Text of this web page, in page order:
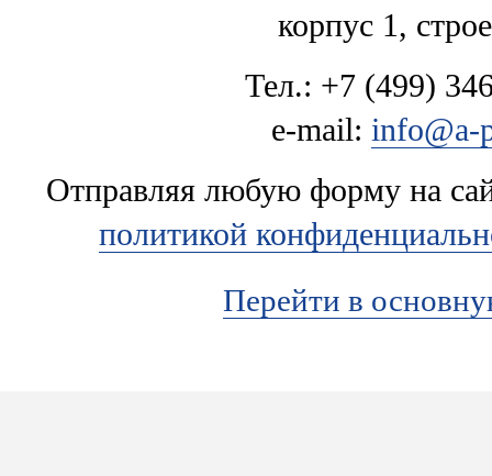
корпус 1,
Тел.: +7 (499)
e-mail: info@a-
Отправляя любую форму на
политикой
Перейти в